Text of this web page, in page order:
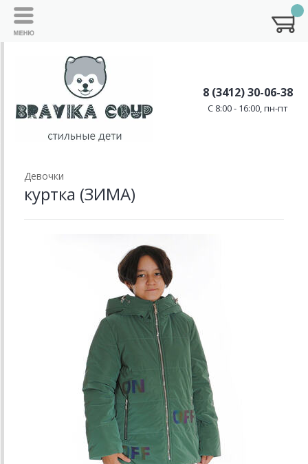
8 (3412) 30-06-38
C 8:00 - 16:00, пн-пт
Девочки
куртка (ЗИМА)